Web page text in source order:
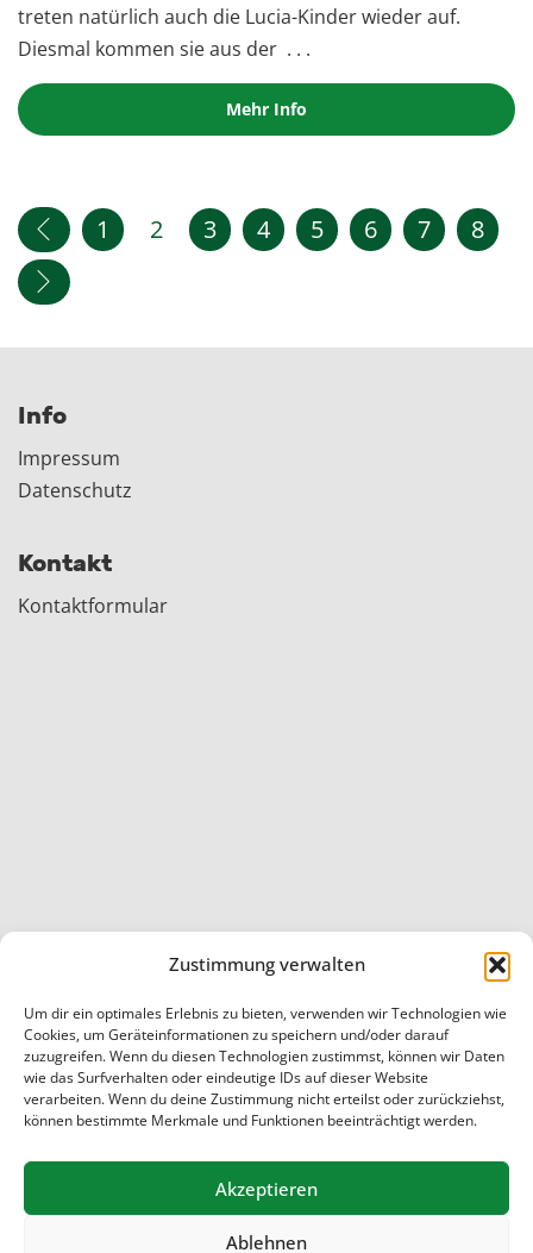
Zustimmung verwalten
Um dir ein optimales Erlebnis zu bieten, verwenden wir Technologien wie
Cookies, um Geräteinformationen zu speichern und/oder darauf
zuzugreifen. Wenn du diesen Technologien zustimmst, können wir Daten
wie das Surfverhalten oder eindeutige IDs auf dieser Website
verarbeiten. Wenn du deine Zustimmung nicht erteilst oder zurückziehst,
können bestimmte Merkmale und Funktionen beeinträchtigt werden.
Akzeptieren
Ablehnen
treten natürlich auch die Lucia-Kinder wieder auf.
Diesmal kommen sie aus der . . .
Mehr Info
1 2 3 4 5 6 7 8
Info
Impressum
Datenschutz
Kontakt
Kontaktformular
Startseite/Aktuelles: Seite 2
© 2026 Schule Marmstorf